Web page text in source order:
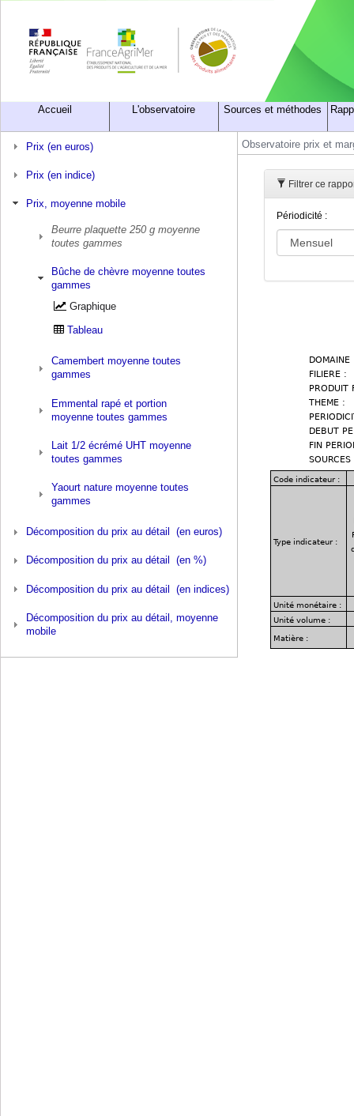
Accueil L'observatoire Sources et méthodes
Prix (en euros)
Prix (en indice)
Prix, moyenne mobile
Beurre plaquette 250 g moyenne
toutes gammes
Bûche de chèvre moyenne toutes
gammes
Graphique
Tableau
Camembert moyenne toutes
gammes
Emmental rapé et portion
moyenne toutes gammes
Lait 1/2 écrémé UHT moyenne
toutes gammes
Yaourt nature moyenne toutes
gammes
Décomposition du prix au détail (en euros)
Décomposition du prix au détail (en %)
Décomposition du prix au détail (en indices)
Décomposition du prix au détail, moyenne
mobile
Observatoire prix et
Filtrer ce
Périodicité :